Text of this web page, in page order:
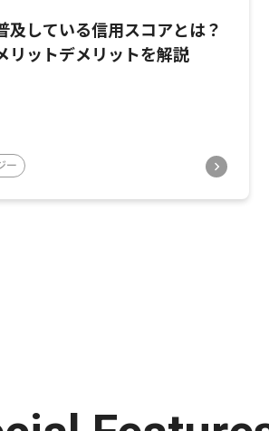
及している信用スコアとは？
リットデメリットを解説
ー